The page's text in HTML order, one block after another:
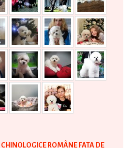
ROMÂNE FATA DE